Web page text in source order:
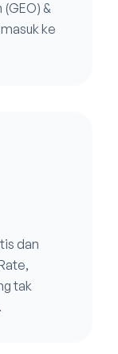
&
ke
dan
tak